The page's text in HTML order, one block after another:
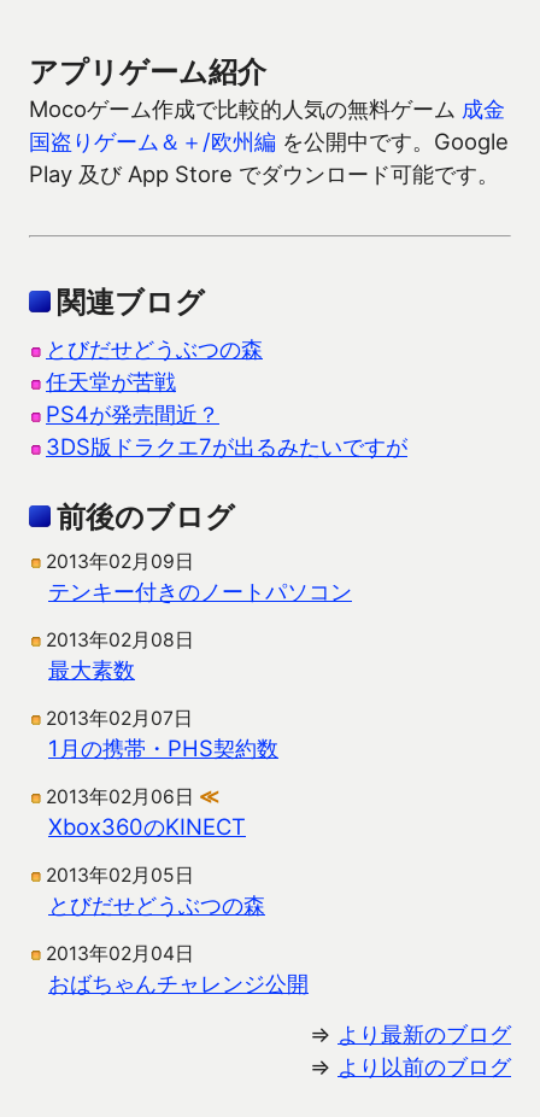
アプリゲーム紹介
Mocoゲーム作成で比較的人気の無料ゲーム 成金
国盗りゲーム＆＋/欧州編 を公開中です。Google
Play 及び App Store でダウンロード可能です。
関連ブログ
とびだせどうぶつの森
任天堂が苦戦
PS4が発売間近？
3DS版ドラクエ7が出るみたいですが
前後のブログ
2013年02月09日
テンキー付きのノートパソコン
2013年02月08日
最大素数
2013年02月07日
1月の携帯・PHS契約数
2013年02月06日 ≪
Xbox360のKINECT
2013年02月05日
とびだせどうぶつの森
2013年02月04日
おばちゃんチャレンジ公開
⇒ より最新のブログ
⇒ より以前のブログ